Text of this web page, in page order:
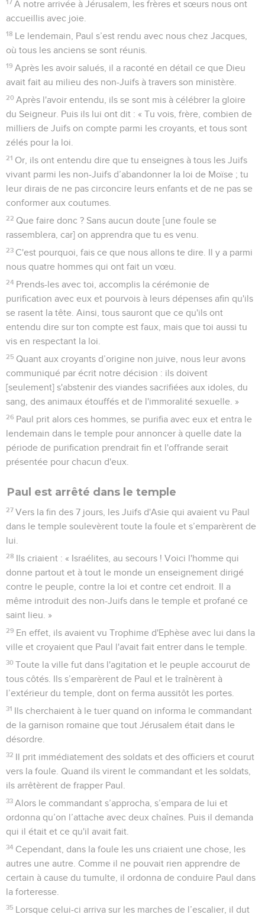
17 A notre arrivée à Jérusalem, les frères et sœurs nous ont
accueillis avec joie.
18 Le lendemain, Paul s’est rendu avec nous chez Jacques,
où tous les anciens se sont réunis.
19 Après les avoir salués, il a raconté en détail ce que Dieu
avait fait au milieu des non-Juifs à travers son ministère.
20 Après l'avoir entendu, ils se sont mis à célébrer la gloire
du Seigneur. Puis ils lui ont dit : « Tu vois, frère, combien de
milliers de Juifs on compte parmi les croyants, et tous sont
zélés pour la loi.
21 Or, ils ont entendu dire que tu enseignes à tous les Juifs
vivant parmi les non-Juifs d’abandonner la loi de Moïse ; tu
leur dirais de ne pas circoncire leurs enfants et de ne pas se
conformer aux coutumes.
22 Que faire donc ? Sans aucun doute [une foule se
rassemblera, car] on apprendra que tu es venu.
23 C'est pourquoi, fais ce que nous allons te dire. Il y a parmi
nous quatre hommes qui ont fait un vœu.
24 Prends-les avec toi, accomplis la cérémonie de
purification avec eux et pourvois à leurs dépenses afin qu'ils
se rasent la tête. Ainsi, tous sauront que ce qu'ils ont
entendu dire sur ton compte est faux, mais que toi aussi tu
vis en respectant la loi.
25 Quant aux croyants d’origine non juive, nous leur avons
communiqué par écrit notre décision : ils doivent
[seulement] s'abstenir des viandes sacrifiées aux idoles, du
sang, des animaux étouffés et de l'immoralité sexuelle. »
26 Paul prit alors ces hommes, se purifia avec eux et entra le
lendemain dans le temple pour annoncer à quelle date la
période de purification prendrait fin et l'offrande serait
présentée pour chacun d'eux.
Paul est arrêté dans le temple
27 Vers la fin des 7 jours, les Juifs d'Asie qui avaient vu Paul
dans le temple soulevèrent toute la foule et s’emparèrent de
lui.
28 Ils criaient : « Israélites, au secours ! Voici l'homme qui
donne partout et à tout le monde un enseignement dirigé
contre le peuple, contre la loi et contre cet endroit. Il a
même introduit des non-Juifs dans le temple et profané ce
saint lieu. »
29 En effet, ils avaient vu Trophime d'Ephèse avec lui dans la
ville et croyaient que Paul l'avait fait entrer dans le temple.
30 Toute la ville fut dans l'agitation et le peuple accourut de
tous côtés. Ils s’emparèrent de Paul et le traînèrent à
l’extérieur du temple, dont on ferma aussitôt les portes.
31 Ils cherchaient à le tuer quand on informa le commandant
de la garnison romaine que tout Jérusalem était dans le
désordre.
32 Il prit immédiatement des soldats et des officiers et courut
vers la foule. Quand ils virent le commandant et les soldats,
ils arrêtèrent de frapper Paul.
33 Alors le commandant s’approcha, s’empara de lui et
ordonna qu’on l’attache avec deux chaînes. Puis il demanda
qui il était et ce qu'il avait fait.
34 Cependant, dans la foule les uns criaient une chose, les
autres une autre. Comme il ne pouvait rien apprendre de
certain à cause du tumulte, il ordonna de conduire Paul dans
la forteresse.
35 Lorsque celui-ci arriva sur les marches de l’escalier, il dut